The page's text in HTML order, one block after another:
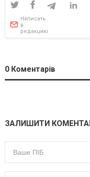
Написать
в
редакцию
0 Коментарів
ЗАЛИШИТИ